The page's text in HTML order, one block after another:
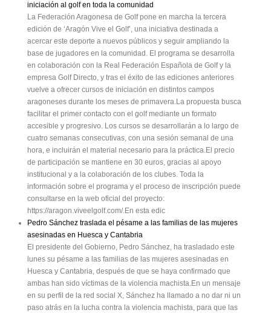
iniciación al golf en toda la comunidad
La Federación Aragonesa de Golf pone en marcha la tercera
edición de ‘Aragón Vive el Golf’, una iniciativa destinada a
acercar este deporte a nuevos públicos y seguir ampliando la
base de jugadores en la comunidad. El programa se desarrolla
en colaboración con la Real Federación Española de Golf y la
empresa Golf Directo, y tras el éxito de las ediciones anteriores
vuelve a ofrecer cursos de iniciación en distintos campos
aragoneses durante los meses de primavera.La propuesta busca
facilitar el primer contacto con el golf mediante un formato
accesible y progresivo. Los cursos se desarrollarán a lo largo de
cuatro semanas consecutivas, con una sesión semanal de una
hora, e incluirán el material necesario para la práctica.El precio
de participación se mantiene en 30 euros, gracias al apoyo
institucional y a la colaboración de los clubes. Toda la
información sobre el programa y el proceso de inscripción puede
consultarse en la web oficial del proyecto:
https://aragon.viveelgolf.com/.En esta edic
Pedro Sánchez traslada el pésame a las familias de las mujeres
asesinadas en Huesca y Cantabria
El presidente del Gobierno, Pedro Sánchez, ha trasladado este
lunes su pésame a las familias de las mujeres asesinadas en
Huesca y Cantabria, después de que se haya confirmado que
ambas han sido víctimas de la violencia machista.En un mensaje
en su perfil de la red social X, Sánchez ha llamado a no dar ni un
paso atrás en la lucha contra la violencia machista, para que las